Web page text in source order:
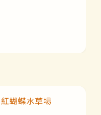
紅蝴蝶水草場